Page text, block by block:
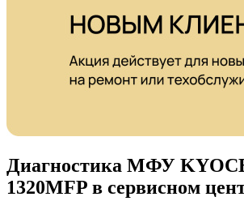
Диагностика МФУ
1320MFP в сервисном